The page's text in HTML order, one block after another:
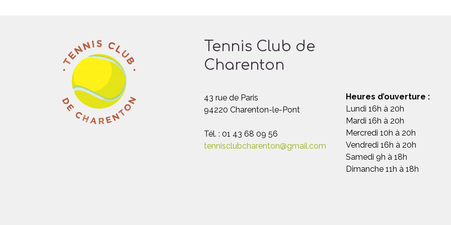
Tennis Club de
Charenton
43 rue de Paris
94220 Charenton-le-Pont
Tél. : 01 43 68 09 56
tennisclubcharenton@gmail.com
Heures d’ouverture :
Lundi 16h à 20h
Mardi 16h à 20h
Mercredi 10h à 20h
Vendredi 16h à 20h
Samedi 9h à 18h
Dimanche 11h à 18h